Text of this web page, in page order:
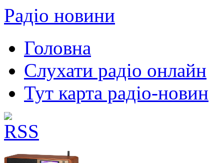
Радіо новини
Головна
Слухати радіо онлайн
Тут карта радіо-новин